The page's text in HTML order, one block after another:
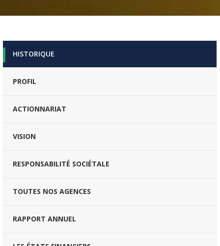
HISTORIQUE
PROFIL
ACTIONNARIAT
VISION
RESPONSABILITÉ SOCIÉTALE
TOUTES NOS AGENCES
RAPPORT ANNUEL